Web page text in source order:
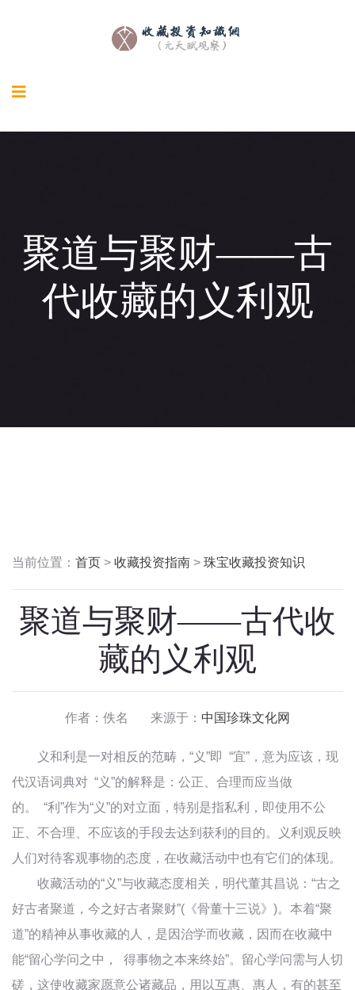
聚道与聚财——古
代收藏的义利观
当前位置： 首页 > 收藏投资指南 > 珠宝收藏投资知识
聚道与聚财——古代收
藏的义利观
作者：佚名 来源于： 中国珍珠文化网
义和利是一对相反的范畴，“义”即 “宜”，意为应该，现
代汉语词典对 “义”的解释是：公正、合理而应当做
的。 “利”作为“义”的对立面，特别是指私利，即使用不公
正、不合理、不应该的手段去达到获利的目的。义利观反映
人们对待客观事物的态度，在收藏活动中也有它们的体现。
收藏活动的“义”与收藏态度相关，明代董其昌说：“古之
好古者聚道，今之好古者聚财”(《骨董十三说》)。本着“聚
道”的精神从事收藏的人，是因治学而收藏，因而在收藏中
能“留心学问之中， 得事物之本来终始”。留心学问需与人切
磋，这使收藏家愿意公诸藏品，用以互惠、惠人，有的甚至